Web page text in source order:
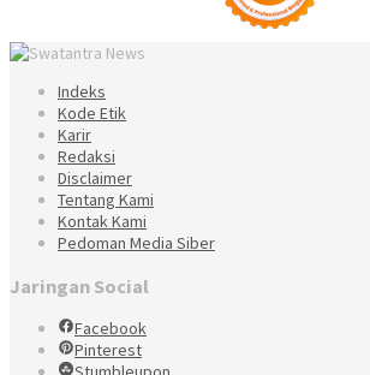
Indeks
Kode Etik
Karir
Redaksi
Disclaimer
Tentang Kami
Kontak Kami
Pedoman Media Siber
Jaringan Social
Facebook
Pinterest